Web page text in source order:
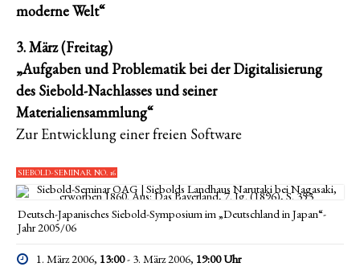
moderne Welt“
3. März (Freitag)
„Aufgaben und Problematik bei der Digitalisierung
des Siebold-Nachlasses und seiner
Materialiensammlung“
Zur Entwicklung einer freien Software
SIEBOLD-SEMINAR NO. 16
Deutsch-Japanisches Siebold-Symposium im „Deutschland in Japan“-
Jahr 2005/06
1. März 2006, 13:00- 3. März 2006, 19:00Uhr